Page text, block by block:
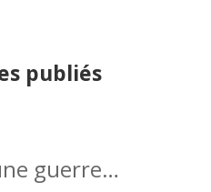
publiés
guerre…